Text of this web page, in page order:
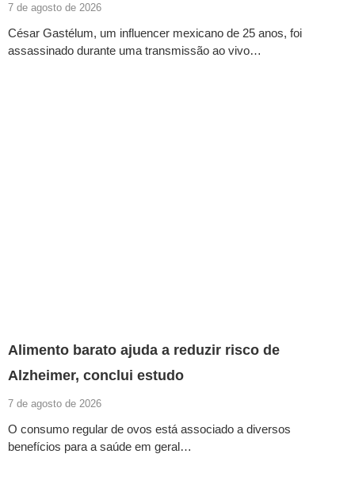
7 de agosto de 2026
César Gastélum, um influencer mexicano de 25 anos, foi
assassinado durante uma transmissão ao vivo…
Alimento barato ajuda a reduzir risco de
Alzheimer, conclui estudo
7 de agosto de 2026
O consumo regular de ovos está associado a diversos
benefícios para a saúde em geral…